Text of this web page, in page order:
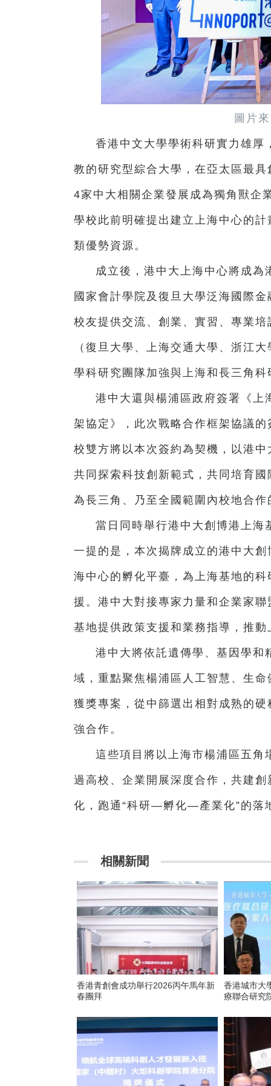
圖片
香港中文大學學術科研實力雄厚
教的研究型綜合大學，在亞太區最
4家中大相關企業發展成為獨角獸企
學校此前明確提出建立上海中心的
類優勢資源。
成立後，港中大上海中心將成
國家會計學院及復旦大學泛海國際
校友提供交流、創業、實習、專業
（復旦大學、上海交通大學、浙江
學科研究團隊加強與上海和長三角
港中大還與楊浦區政府簽署《
架協定》，此次戰略合作框架協議
校雙方將以本次簽約為契機，以港
共同探索科技創新範式，共同培育
為長三角、乃至全國範圍內校地合作
當日同時舉行港中大創博港上
一提的是，本次揭牌成立的港中大
海中心的孵化平臺，為上海基地的
援。港中大對接專家力量和企業家
基地提供政策支援和業務指導，推
港中大將依託遺傳學、基因學和
域，重點聚焦楊浦區人工智慧、生
獲獎專案，從中篩選出相對成熟的
強合作。
這些項目將以上海市楊浦區五角
過高校、企業開展深度合作，共建
化，跑通“科研—孵化—產業化”的落
相關新聞
香港青創會成功舉行2026丙午馬年新
春團拜
香港城市大
療聯合研究